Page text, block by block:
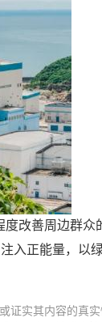
改善周边群众
入正能量，以
证实其内容的真